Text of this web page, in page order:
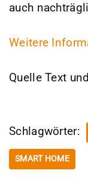
auch
Weitere
Quelle Text
Schlagwörter:
SMART HOME